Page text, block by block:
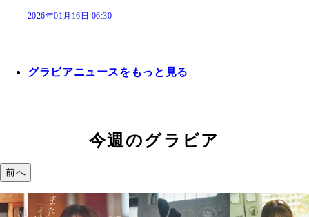
2026年01月16日 06:30
グラビアニュースをもっと見る
今週のグラビア
前へ